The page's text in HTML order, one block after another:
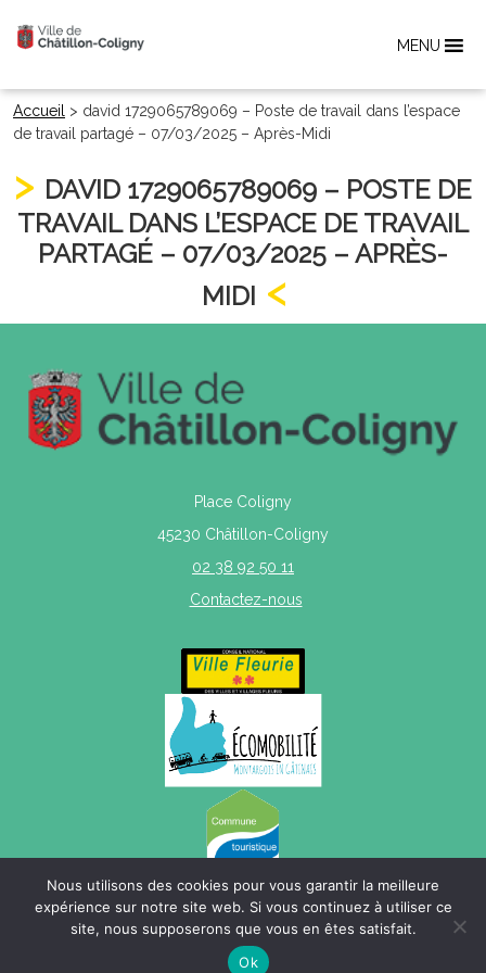
MENU
Accueil > david 1729065789069 – Poste de travail dans l’espace
de travail partagé – 07/03/2025 – Après-Midi
DAVID 1729065789069 – POSTE DE
TRAVAIL DANS L’ESPACE DE TRAVAIL
PARTAGÉ – 07/03/2025 – APRÈS-
MIDI
Place Coligny
45230 Châtillon-Coligny
02 38 92 50 11
Contactez-nous
Mentions légales | Politique de confidentialité
Nous utilisons des cookies pour vous garantir la meilleure
expérience sur notre site web. Si vous continuez à utiliser ce
site, nous supposerons que vous en êtes satisfait.
Ok